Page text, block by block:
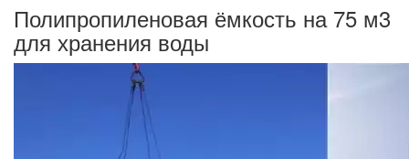
Полипропиленовая ёмкость на 75 м3
для хранения воды